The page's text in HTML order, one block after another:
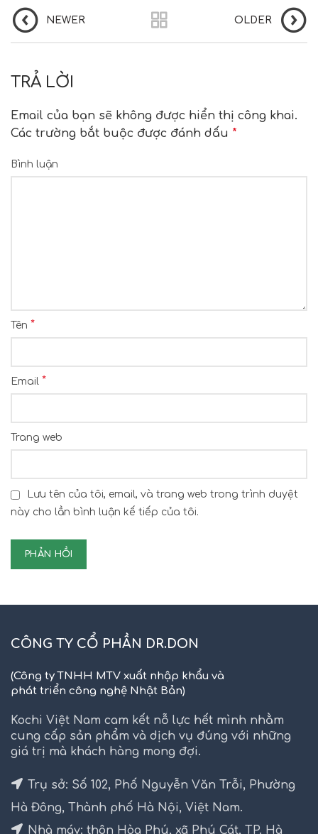
NEWER OLDER
TRẢ LỜI
Email của bạn sẽ không được hiển thị công khai.
Các trường bắt buộc được đánh dấu *
Bình luận
Tên *
Email *
Trang web
Lưu tên của tôi, email, và trang web trong trình duyệt
này cho lần bình luận kế tiếp của tôi.
CÔNG TY CỔ PHẦN DR.DON
(Công ty TNHH MTV xuất nhập khẩu và
phát triển công nghệ Nhật Bản)
Kochi Việt Nam cam kết nỗ lực hết mình nhằm
cung cấp sản phẩm và dịch vụ đúng với những
giá trị mà khách hàng mong đợi.
Trụ sở: Số 102, Phố Nguyễn Văn Trỗi, Phường
Hà Đông, Thành phố Hà Nội, Việt Nam.
Nhà máy: thôn Hòa Phú, xã Phú Cát, TP. Hà